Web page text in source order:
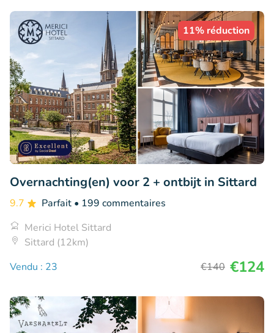
11% réduction
Overnachting(en) voor 2 + ontbijt in Sittard
9.7 Parfait • 199 commentaires
Merici Hotel Sittard
Sittard (12km)
Vendu : 23
€140 €124